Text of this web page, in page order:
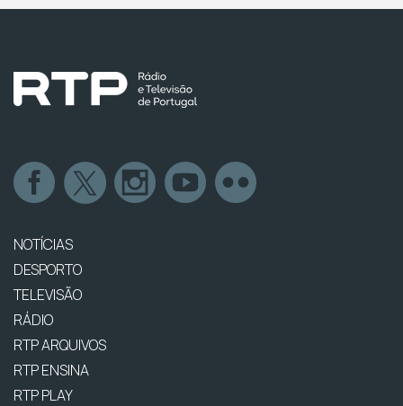
NOTÍCIAS
DESPORTO
TELEVISÃO
RÁDIO
RTP ARQUIVOS
RTP ENSINA
RTP PLAY